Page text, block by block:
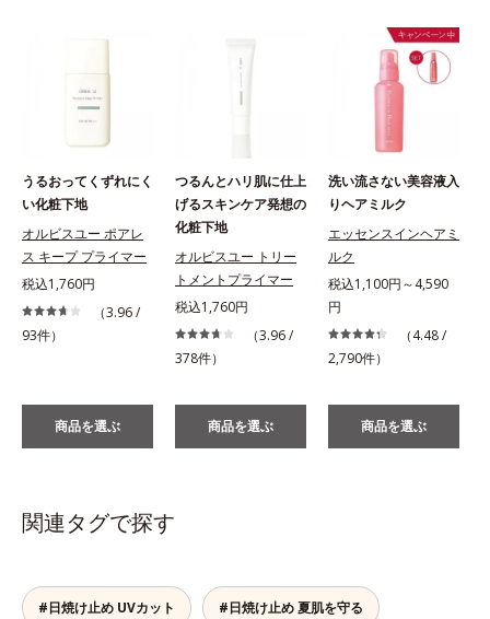
うるおってくずれにく
い化粧下地
オルビスユー ポアレ
ス キープ プライマー
税込1,760円
（3.96 /
93件）
商品を選ぶ
つるんとハリ肌に仕上
げるスキンケア発想の
化粧下地
オルビスユー トリー
トメントプライマー
税込1,760円
（3.96 /
378件）
商品を選ぶ
洗い流さない美容液入
りヘアミルク
エッセンスインヘアミ
ルク
税込1,100円～4,590
円
（4.48 /
2,790件）
商品を選ぶ
関連タグで探す
#日焼け止め UVカット #日焼け止め 夏肌を守る